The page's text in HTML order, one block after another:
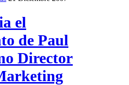
el
de Paul
Director